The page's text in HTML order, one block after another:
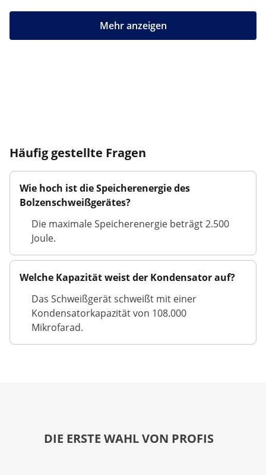
Mehr anzeigen
Häufig gestellte Fragen
Wie hoch ist die Speicherenergie des
Bolzenschweißgerätes?
Die maximale Speicherenergie beträgt 2.500
Joule.
Welche Kapazität weist der Kondensator auf?
Das Schweißgerät schweißt mit einer
Kondensatorkapazität von 108.000
Mikrofarad.
DIE ERSTE WAHL VON PROFIS